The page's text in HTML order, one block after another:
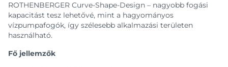
ROTHENBERGER Curve-Shape-Design – nagyobb fogási
kapacitást tesz lehetővé, mint a hagyományos
vízpumpafogók, így szélesebb alkalmazási területen
használható.
Fő jellemzők